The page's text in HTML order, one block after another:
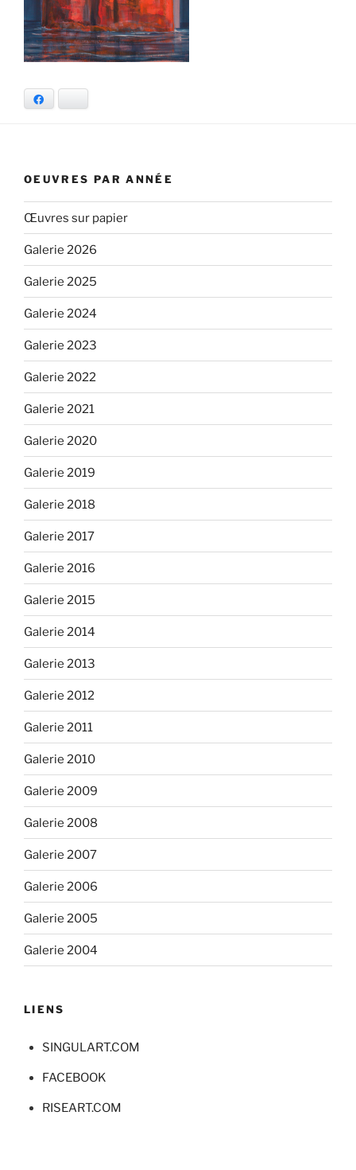
OEUVRES PAR ANNÉE
Œuvres sur papier
Galerie 2026
Galerie 2025
Galerie 2024
Galerie 2023
Galerie 2022
Galerie 2021
Galerie 2020
Galerie 2019
Galerie 2018
Galerie 2017
Galerie 2016
Galerie 2015
Galerie 2014
Galerie 2013
Galerie 2012
Galerie 2011
Galerie 2010
Galerie 2009
Galerie 2008
Galerie 2007
Galerie 2006
Galerie 2005
Galerie 2004
LIENS
SINGULART.COM
FACEBOOK
RISEART.COM